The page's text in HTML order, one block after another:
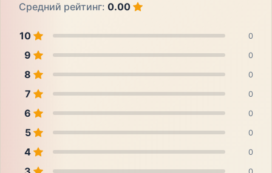
Средний рейтинг: 0.00
10 0
9 0
8 0
7 0
6 0
5 0
4 0